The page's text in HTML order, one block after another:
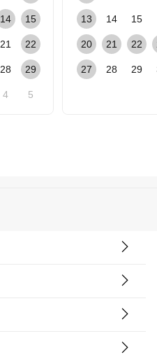
14 15
21 22
28 29
4 5
13 14 15
20 21 22
27 28 29